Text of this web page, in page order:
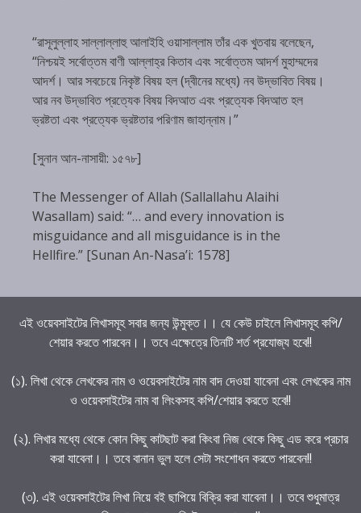
“রাসূলুল্লাহ সাল্লাল্লাহু আলাইহি ওয়াসাল্লাম তাঁর এক খুতবায় বলেছেন,
“নিশ্চয়ই সর্বোত্তম বাণী আল্লাহ্‌র কিতাব এবং সর্বোত্তম আদর্শ মুহাম্মদের
আদর্শ। আর সবচেয়ে নিকৃষ্ট বিষয় হল (দ্বীনের মধ্যে) নব উদ্ভাবিত বিষয়।
আর নব উদ্ভাবিত প্রত্যেক বিষয় বিদআত এবং প্রত্যেক বিদআত হল
ভ্রষ্টতা এবং প্রত্যেক ভ্রষ্টতার পরিণাম জাহান্নাম।”
[সুনান আন-নাসায়ী: ১৫৭৮]
The Messenger of Allah (Sallallahu Alaihi
Wasallam) said: “… and every innovation is
misguidance and all misguidance is in the
Hellfire.” [Sunan An-Nasa’i: 1578]
এই ওয়েবসাইটের লিখাসমূহ সবার জন্য উন্মুক্ত।। যে কেউ চাইলে লিখাসমূহ কপি/
শেয়ার করতে পারবেন।। তবে এক্ষেত্রে তিনটি শর্ত প্রযোজ্য হবে!!
(১). লিখা থেকে লেখকের নাম ও ওয়েবসাইটের নাম বাদ দেওয়া যাবেনা এবং লেখকের নাম
ও ওয়েবসাইটের নাম বা লিংকসহ কপি/শেয়ার করতে হবে!!
(২). লিখার মধ্যে থেকে কোন কিছু কাটছাট করা কিংবা নিজ থেকে কিছু এড করে প্রচার
করা যাবেনা।। তবে বানান ভুল হলে সেটা সংশোধন করতে পারবেন!!
(৩). এই ওয়েবসাইটের লিখা নিয়ে বই ছাপিয়ে বিক্রি করা যাবেনা।। তবে শুধুমাত্র